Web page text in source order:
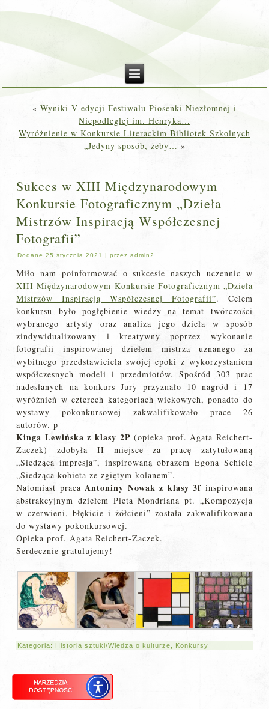
« Wyniki V edycji Festiwalu Piosenki Niezłomnej i
Niepodległej im. Henryka…
Wyróżnienie w Konkursie Literackim Bibliotek Szkolnych
„Jedyny sposób, żeby… »
Sukces w XIII Międzynarodowym
Konkursie Fotograficznym „Dzieła
Mistrzów Inspiracją Współczesnej
Fotografii”
Dodane 25 stycznia 2021 |przez admin2
Miło nam poinformować o sukcesie naszych uczennic w
XIII Międzynarodowym Konkursie Fotograficznym „Dzieła
Mistrzów Inspiracją Współczesnej Fotografii”. Celem
konkursu było pogłębienie wiedzy na temat twórczości
wybranego artysty oraz analiza jego dzieła w sposób
zindywidualizowany i kreatywny poprzez wykonanie
fotografii inspirowanej dziełem mistrza uznanego za
wybitnego przedstawiciela swojej epoki z wykorzystaniem
współczesnych modeli i przedmiotów. Spośród 303 prac
nadesłanych na konkurs Jury przyznało 10 nagród i 17
wyróżnień w czterech kategoriach wiekowych, ponadto do
wystawy pokonkursowej zakwalifikowało prace 26
autorów. p
Kinga Lewińska z klasy 2P (opieka prof. Agata Reichert-
Zaczek) zdobyła II miejsce za pracę zatytułowaną
„Siedząca impresja”, inspirowaną obrazem Egona Schiele
„Siedząca kobieta ze zgiętym kolanem”.
Natomiast pracaAntoniny Nowak z klasy 3f inspirowana
abstrakcyjnym dziełem Pieta Mondriana pt. „Kompozycja
w czerwieni, błękicie i żółcieni” została zakwalifikowana
do wystawy pokonkursowej.
Opieka prof. Agata Reichert-Zaczek.
Serdecznie gratulujemy!
Kategoria: Historia sztuki/Wiedza o kulturze Konkursy